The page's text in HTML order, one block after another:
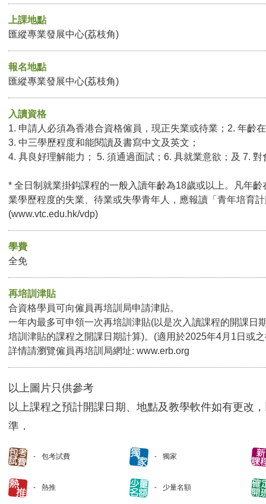
上課地點
匯縱專業發展中心(荔枝角)
報名地點
匯縱專業發展中心(荔枝角)
入讀資格
1. 申請人必須為香港合資格僱員，現正失業或待業；2. 年齡
3. 中三學歷程度和能閱讀及書寫中文及英文；
4. 具良好理解能力； 5. 須通過面試；6. 具就業意欲；及 7.
* 全日制就業掛鈎課程的一般入讀年齡為18歲或以上。凡年
業學歷程度的失業、待業或失學青年人，應報讀「青年培育
(www.vtc.edu.hk/vdp)
學費
全免
再培訓津貼
合資格學員可向僱員再培訓局申請津貼。
一年內最多可申領一次再培訓津貼(以是次入讀課程的開課日
培訓津貼的課程之開課日期計算)。(適用於2025年4月1日或
詳情請瀏覽僱員再培訓局網址: www.erb.org
以上圖片只供參考
以上課程之預計開課日期、地點及教學軟件如有更改
準．
包考試費 獨家
熱推 少量名額